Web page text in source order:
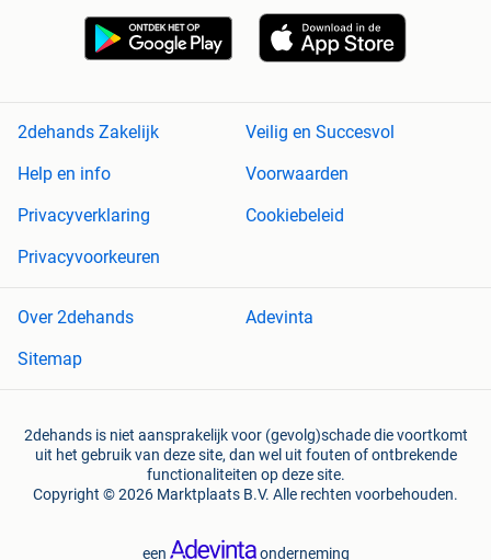
2dehands Zakelijk
Veilig en Succesvol
Help en info
Voorwaarden
Privacyverklaring
Cookiebeleid
Privacyvoorkeuren
Over 2dehands
Adevinta
Sitemap
2dehands is niet aansprakelijk voor (gevolg)schade die voortkomt
uit het gebruik van deze site, dan wel uit fouten of ontbrekende
functionaliteiten op deze site.
Copyright © 2026 Marktplaats B.V. Alle rechten voorbehouden.
een onderneming